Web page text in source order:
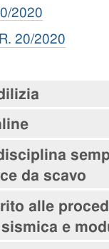
2020
20/2020
da scavo
alle
e